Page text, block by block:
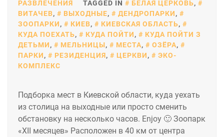
РАЗВЛЕЧЕНИЯ
TAGGED IN БЕЛАЯ ЦЕРКОВЬ,
ВИТАЧЕВ, ВЫХОДНЫЕ, ДЕНДРОПАРКИ,
ЗООПАРКИ, КИЕВ, КИЕВСКАЯ ОБЛАСТЬ,
КУДА ПОЕХАТЬ, КУДА ПОЙТИ,
КУДА ПОЙТИ З
ДЕТЬМИ, МЕЛЬНИЦЫ, МЕСТА, ОЗЁРА,
ПАРКИ, РЕЗИДЕНЦИЯ, ЦЕРКВИ,
ЭКО-
КОМПЛЕКС
Подборка мест в Киевской области, куда уехать
из столица на выходные или просто сменить
обстановку на несколько часов. Enjoy 🙂 Зоопарк
«XII месяцев» Расположен в 40 км от центра